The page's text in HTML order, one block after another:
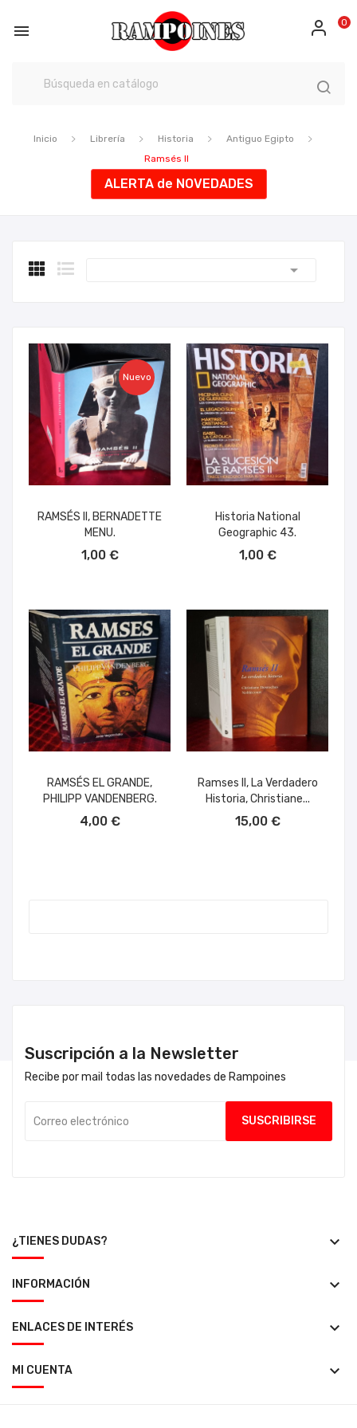
 0
Inicio Librería Historia
Antiguo Egipto
Ramsés II
ALERTA de NOVEDADES

Nuevo
RAMSÉS II, BERNADETTE
MENU.
1,00 €
Historia National
Geographic 43.
1,00 €
RAMSÉS EL GRANDE,
PHILIPP VANDENBERG.
4,00 €
Ramses II, La Verdadero
Historia, Christiane...
15,00 €
Suscripción a la Newsletter
Recibe por mail todas las novedades de Rampoines
¿TIENES DUDAS? keyboard_arrow_down
INFORMACIÓN keyboard_arrow_down
ENLACES DE INTERÉS keyboard_arrow_down
MI CUENTA keyboard_arrow_down